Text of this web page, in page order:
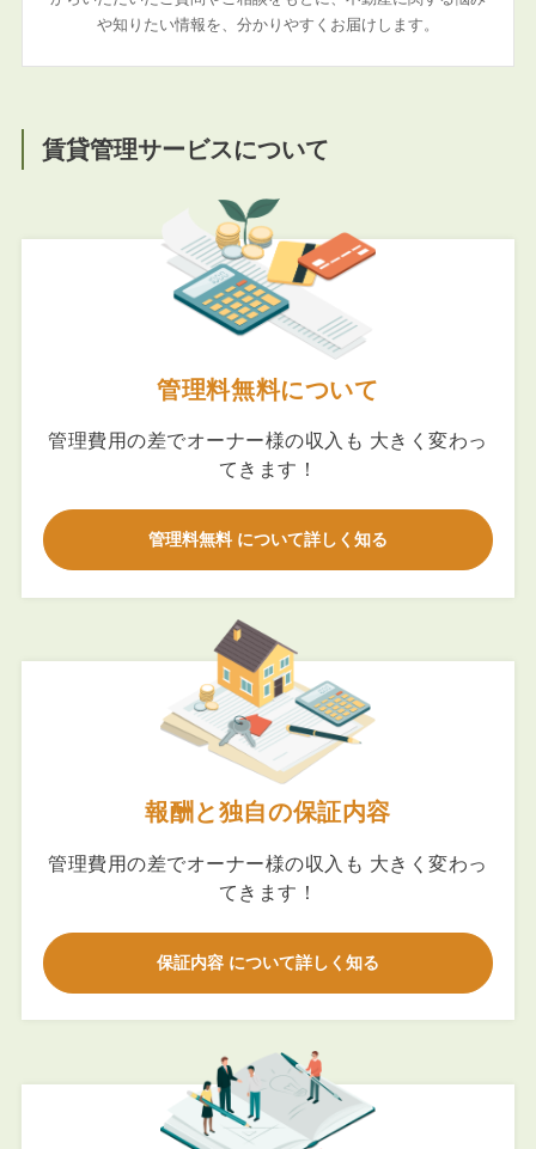
や知りたい情報を、分かりやすくお届けします。
賃貸管理サービスについて
管理料無料について
管理費用の差でオーナー様の収入も 大きく変わっ
てきます！
管理料無料 について詳しく知る
報酬と独自の保証内容
管理費用の差でオーナー様の収入も 大きく変わっ
てきます！
保証内容 について詳しく知る